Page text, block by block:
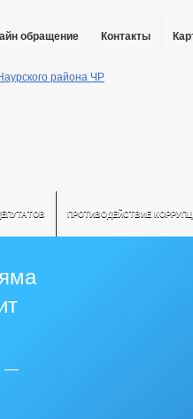
обращение Контакты
ПРОТИВОДЕЙСТВИЕ
—